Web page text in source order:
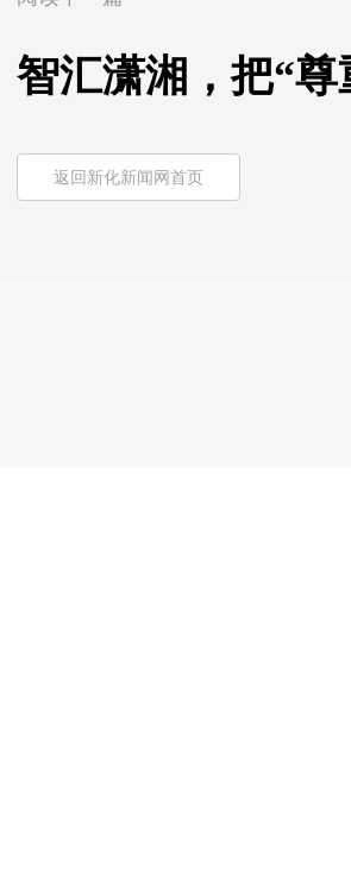
智汇潇湘，把“
返回新化新闻网首页